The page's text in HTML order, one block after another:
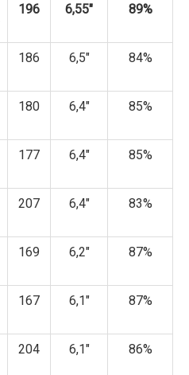
196 6,55″ 89%
186 6,5″ 84%
180 6,4″ 85%
177 6,4″ 85%
207 6,4″ 83%
169 6,2″ 87%
167 6,1″ 87%
204 6,1″ 86%